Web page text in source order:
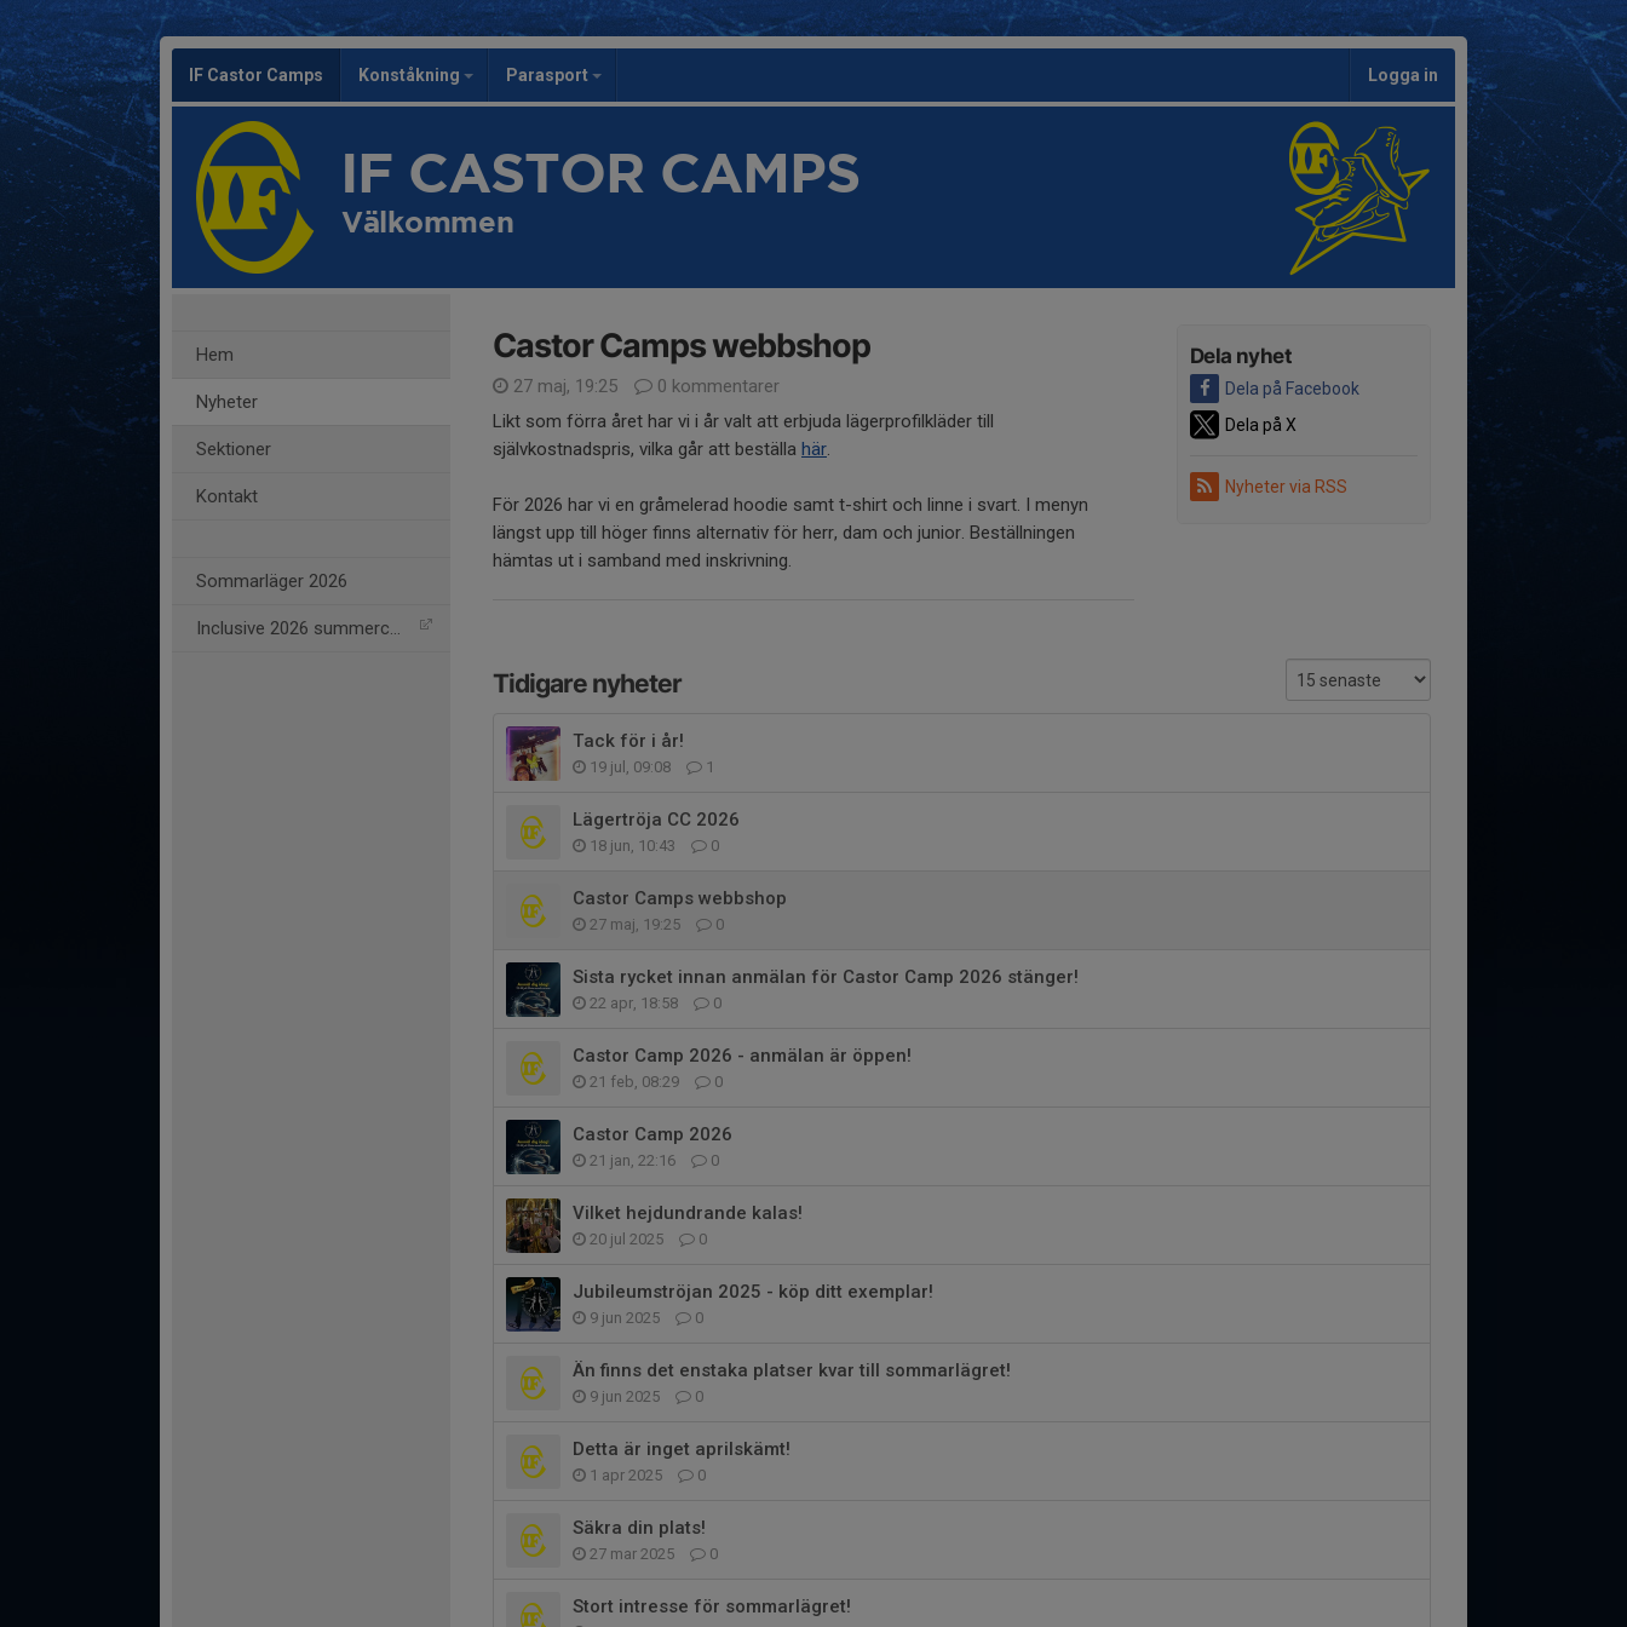
IF Castor Camps Konståkning Parasport Logga in
IF CASTOR CAMPS
Välkommen
Hem
Nyheter
Sektioner
Kontakt
Sommarläger 2026
Inclusive 2026 summercamp
Dela nyhet
Dela på Facebook
Dela på X
Nyheter via RSS
Castor Camps webbshop
27 maj, 19:25
0 kommentarer
Likt som förra året har vi i år valt att erbjuda lägerprofilkläder till
självkostnadspris, vilka går att beställa här.
För 2026 har vi en gråmelerad hoodie samt t-shirt och linne i svart. I menyn
längst upp till höger finns alternativ för herr, dam och junior. Beställningen
hämtas ut i samband med inskrivning.
Tidigare nyheter
Tack för i år!
19 jul, 09:08 1
Lägertröja CC 2026
18 jun, 10:43 0
Castor Camps webbshop
27 maj, 19:25 0
Sista rycket innan anmälan för Castor Camp 2026 stänger!
22 apr, 18:58 0
Castor Camp 2026 - anmälan är öppen!
21 feb, 08:29 0
Castor Camp 2026
21 jan, 22:16 0
Vilket hejdundrande kalas!
20 jul 2025 0
Jubileumströjan 2025 - köp ditt exemplar!
9 jun 2025 0
Än finns det enstaka platser kvar till sommarlägret!
9 jun 2025 0
Detta är inget aprilskämt!
1 apr 2025 0
Säkra din plats!
27 mar 2025 0
Stort intresse för sommarlägret!